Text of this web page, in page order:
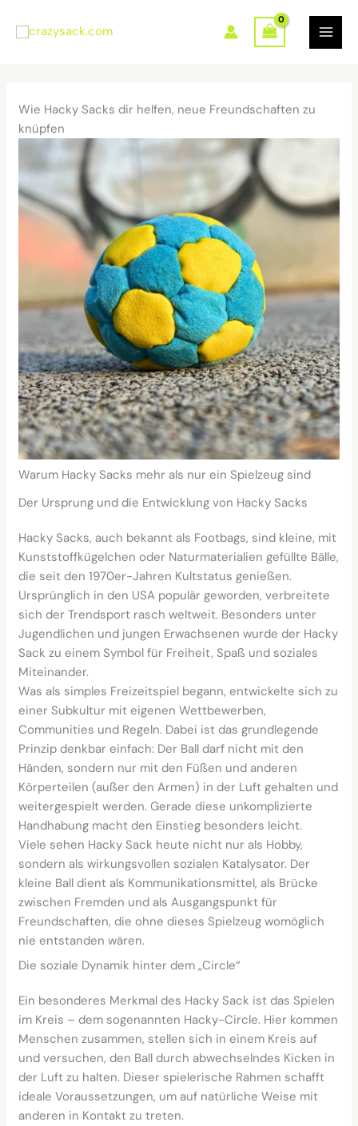
Inhalt
Wie Hacky Sacks dir helfen, neue Freundschaften zu
knüpfen
Warum Hacky Sacks mehr als nur ein Spielzeug sind
Der Ursprung und die Entwicklung von Hacky Sacks
Hacky Sacks, auch bekannt als Footbags, sind kleine, mit
Kunststoffkügelchen oder Naturmaterialien gefüllte Bälle,
die seit den 1970er-Jahren Kultstatus genießen.
Ursprünglich in den USA populär geworden, verbreitete
sich der Trendsport rasch weltweit. Besonders unter
Jugendlichen und jungen Erwachsenen wurde der Hacky
Sack zu einem Symbol für Freiheit, Spaß und soziales
Miteinander.
Was als simples Freizeitspiel begann, entwickelte sich zu
einer Subkultur mit eigenen Wettbewerben,
Communities und Regeln. Dabei ist das grundlegende
Prinzip denkbar einfach: Der Ball darf nicht mit den
Händen, sondern nur mit den Füßen und anderen
Körperteilen (außer den Armen) in der Luft gehalten und
weitergespielt werden. Gerade diese unkomplizierte
Handhabung macht den Einstieg besonders leicht.
Viele sehen Hacky Sack heute nicht nur als Hobby,
sondern als wirkungsvollen sozialen Katalysator. Der
kleine Ball dient als Kommunikationsmittel, als Brücke
zwischen Fremden und als Ausgangspunkt für
Freundschaften, die ohne dieses Spielzeug womöglich
nie entstanden wären.
Die soziale Dynamik hinter dem „Circle“
Ein besonderes Merkmal des Hacky Sack ist das Spielen
im Kreis – dem sogenannten Hacky-Circle. Hier kommen
Menschen zusammen, stellen sich in einem Kreis auf
und versuchen, den Ball durch abwechselndes Kicken in
der Luft zu halten. Dieser spielerische Rahmen schafft
ideale Voraussetzungen, um auf natürliche Weise mit
anderen in Kontakt zu treten.